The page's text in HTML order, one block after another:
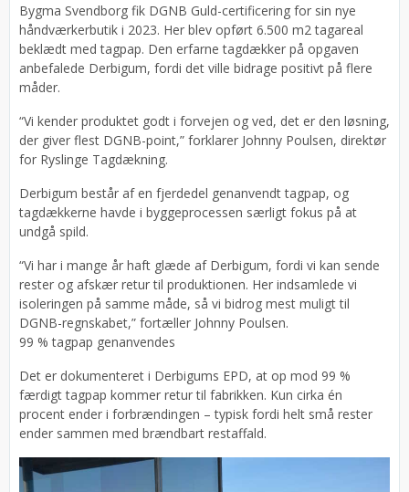
Bygma Svendborg fik DGNB Guld-certificering for sin nye
håndværkerbutik i 2023. Her blev opført 6.500 m2 tagareal
beklædt med tagpap. Den erfarne tagdækker på opgaven
anbefalede Derbigum, fordi det ville bidrage positivt på flere
måder.
“Vi kender produktet godt i forvejen og ved, det er den løsning,
der giver flest DGNB-point,” forklarer Johnny Poulsen, direktør
for Ryslinge Tagdækning.
Derbigum består af en fjerdedel genanvendt tagpap, og
tagdækkerne havde i byggeprocessen særligt fokus på at
undgå spild.
“Vi har i mange år haft glæde af Derbigum, fordi vi kan sende
rester og afskær retur til produktionen. Her indsamlede vi
isoleringen på samme måde, så vi bidrog mest muligt til
DGNB-regnskabet,” fortæller Johnny Poulsen.
99 % tagpap genanvendes
Det er dokumenteret i Derbigums EPD, at op mod 99 %
færdigt tagpap kommer retur til fabrikken. Kun cirka én
procent ender i forbrændingen – typisk fordi helt små rester
ender sammen med brændbart restaffald.